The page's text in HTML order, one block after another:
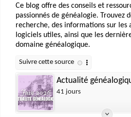
Ce blog offre des conseils et
passionnés de généalogie. Trouvez
recherche, des informations sur les
logiciels utiles, ainsi que les
domaine généalogique.
Actualité
41 jours